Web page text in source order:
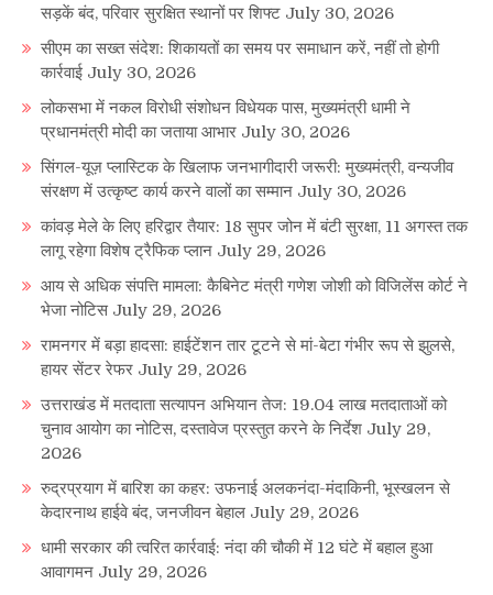
सड़कें बंद, परिवार सुरक्षित स्थानों पर शिफ्ट July 30, 2026
सीएम का सख्त संदेश: शिकायतों का समय पर समाधान करें, नहीं तो होगी
कार्रवाई July 30, 2026
लोकसभा में नकल विरोधी संशोधन विधेयक पास, मुख्यमंत्री धामी ने
प्रधानमंत्री मोदी का जताया आभार July 30, 2026
सिंगल-यूज़ प्लास्टिक के खिलाफ जनभागीदारी जरूरी: मुख्यमंत्री, वन्यजीव
संरक्षण में उत्कृष्ट कार्य करने वालों का सम्मान July 30, 2026
कांवड़ मेले के लिए हरिद्वार तैयार: 18 सुपर जोन में बंटी सुरक्षा, 11 अगस्त तक
लागू रहेगा विशेष ट्रैफिक प्लान July 29, 2026
आय से अधिक संपत्ति मामला: कैबिनेट मंत्री गणेश जोशी को विजिलेंस कोर्ट ने
भेजा नोटिस July 29, 2026
रामनगर में बड़ा हादसा: हाईटेंशन तार टूटने से मां-बेटा गंभीर रूप से झुलसे,
हायर सेंटर रेफर July 29, 2026
उत्तराखंड में मतदाता सत्यापन अभियान तेज: 19.04 लाख मतदाताओं को
चुनाव आयोग का नोटिस, दस्तावेज प्रस्तुत करने के निर्देश July 29,
2026
रुद्रप्रयाग में बारिश का कहर: उफनाई अलकनंदा-मंदाकिनी, भूस्खलन से
केदारनाथ हाईवे बंद, जनजीवन बेहाल July 29, 2026
धामी सरकार की त्वरित कार्रवाई: नंदा की चौकी में 12 घंटे में बहाल हुआ
आवागमन July 29, 2026